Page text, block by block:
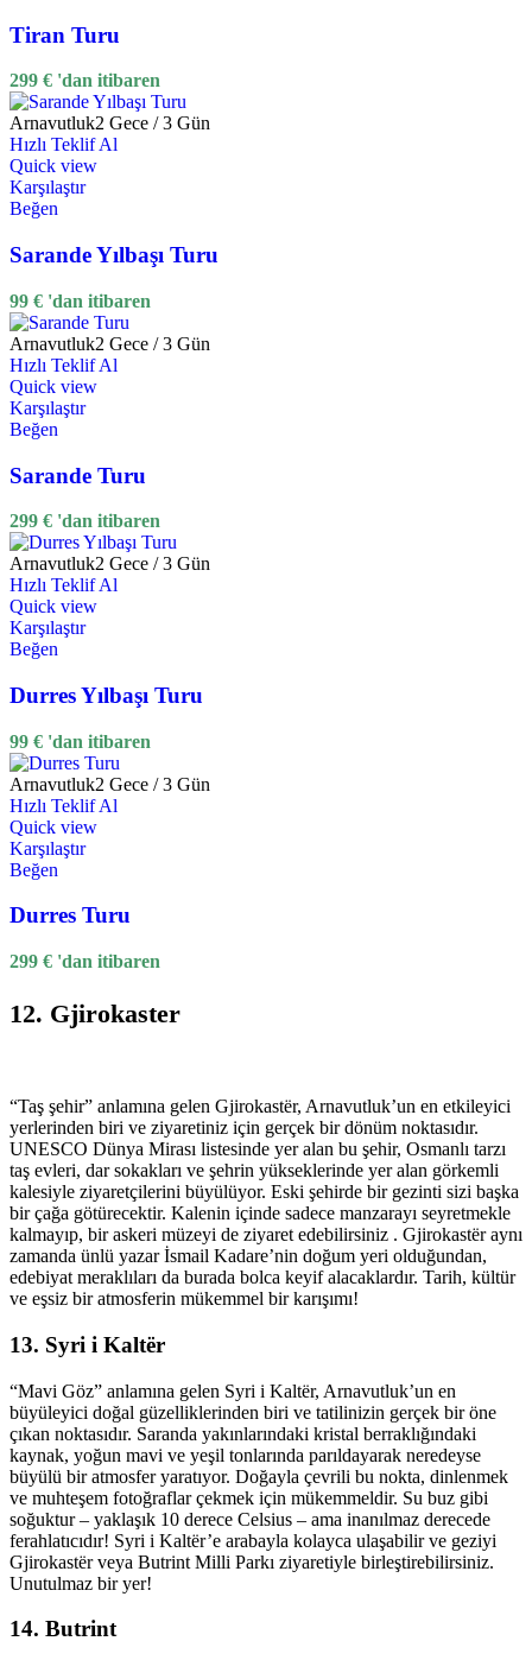
Tiran Turu
299 € 'dan itibaren
Arnavutluk2 Gece / 3 Gün
Hızlı Teklif Al
Quick view
Karşılaştır
Beğen
Sarande Yılbaşı Turu
99 € 'dan itibaren
Arnavutluk2 Gece / 3 Gün
Hızlı Teklif Al
Quick view
Karşılaştır
Beğen
Sarande Turu
299 € 'dan itibaren
Arnavutluk2 Gece / 3 Gün
Hızlı Teklif Al
Quick view
Karşılaştır
Beğen
Durres Yılbaşı Turu
99 € 'dan itibaren
Arnavutluk2 Gece / 3 Gün
Hızlı Teklif Al
Quick view
Karşılaştır
Beğen
Durres Turu
299 € 'dan itibaren
12. Gjirokaster
“Taş şehir” anlamına gelen Gjirokastër, Arnavutluk’un en etkileyici
yerlerinden biri ve ziyaretiniz için gerçek bir dönüm noktasıdır.
UNESCO Dünya Mirası listesinde yer alan bu şehir, Osmanlı tarzı
taş evleri, dar sokakları ve şehrin yükseklerinde yer alan görkemli
kalesiyle ziyaretçilerini büyülüyor. Eski şehirde bir gezinti sizi başka
bir çağa götürecektir. Kalenin içinde sadece manzarayı seyretmekle
kalmayıp, bir askeri müzeyi de ziyaret edebilirsiniz . Gjirokastër aynı
zamanda ünlü yazar İsmail Kadare’nin doğum yeri olduğundan,
edebiyat meraklıları da burada bolca keyif alacaklardır. Tarih, kültür
ve eşsiz bir atmosferin mükemmel bir karışımı!
13. Syri i Kaltër
“Mavi Göz” anlamına gelen Syri i Kaltër, Arnavutluk’un en
büyüleyici doğal güzelliklerinden biri ve tatilinizin gerçek bir öne
çıkan noktasıdır. Saranda yakınlarındaki kristal berraklığındaki
kaynak, yoğun mavi ve yeşil tonlarında parıldayarak neredeyse
büyülü bir atmosfer yaratıyor. Doğayla çevrili bu nokta, dinlenmek
ve muhteşem fotoğraflar çekmek için mükemmeldir. Su buz gibi
soğuktur – yaklaşık 10 derece Celsius – ama inanılmaz derecede
ferahlatıcıdır! Syri i Kaltër’e arabayla kolayca ulaşabilir ve geziyi
Gjirokastër veya Butrint Milli Parkı ziyaretiyle birleştirebilirsiniz.
Unutulmaz bir yer!
14. Butrint